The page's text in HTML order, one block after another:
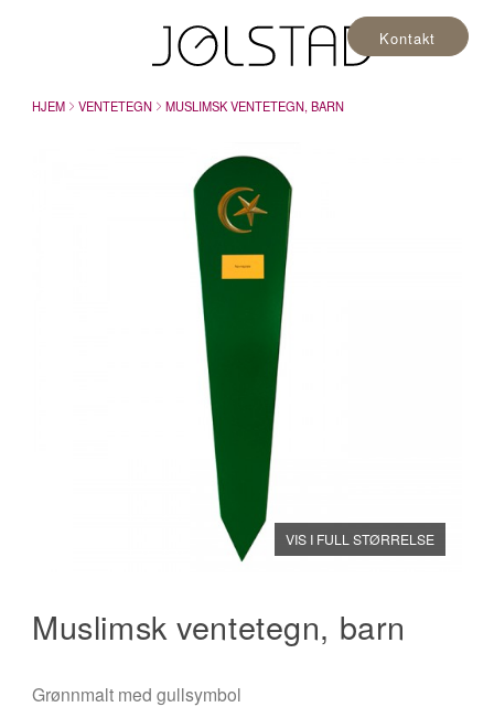
Kontakt
HJEM VENTETEGN MUSLIMSK VENTETEGN, BARN
VIS I FULL STØRRELSE
Muslimsk ventetegn, barn
Grønnmalt med gullsymbol